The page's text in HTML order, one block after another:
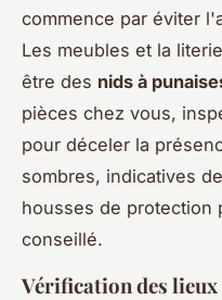
commence par éviter
Les meubles et la
être des nids à
pièces chez vous,
pour déceler la
sombres, indicatives
housses de protection
conseillé.
Vérification des lieux